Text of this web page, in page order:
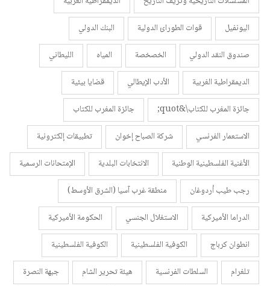
اليونفيل
قوات الطورائ الدولية
البنك الدولي
صندوق النقد الدولي
الخصخصة المياه
الليطاني
الديمقراطية الغربية
الأدب الإيطالي
قضايا بيئية
جائزة المغرب للكتاب\&quot;
جائزة المغرب للكتاب
الاستعمار الفرنسي
شركة الصباح إخوان
تطبيقات إلكترونية
الأغنية الفلسطينية الوطنية
الانتخابات البلدية
الإمتحانات الرسمية
رجب طيب أردوغان
منطقة غرب آسيا (الشرق الأوسط)
الدراما الأميركية
الاستغلال الجنسي
الحكومة الأميركية
انطوان كرباج
الكوفية الفلسطينية
الكوفية الفلسطينية
تلغرام
السلطات الفرنسية هيئة تحرير الشام
جبهة النصرة